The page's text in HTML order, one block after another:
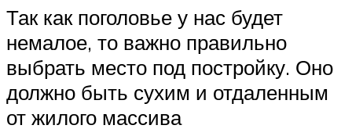
Так как поголовье у нас будет
немалое, то важно правильно
выбрать место под постройку. Оно
должно быть сухим и отдаленным
от жилого массива